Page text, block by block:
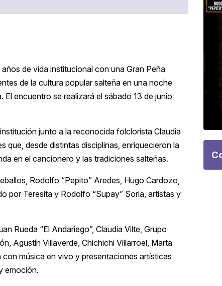
de vida institucional con una Gran Peña
de la cultura popular salteña en una noche
encuentro se realizará el sábado 13 de junio
junto a la reconocida folclorista Claudia
que, desde distintas disciplinas, enriquecieron la
en el cancionero y las tradiciones salteñas.
Rodolfo “Pepito” Aredes, Hugo Cardozo,
por Teresita y Rodolfo “Supay” Soria, artistas y
Rueda “El Andariego”, Claudia Vilte, Grupo
Agustín Villaverde, Chichichi Villarroel, Marta
música en vivo y presentaciones artísticas
emoción.